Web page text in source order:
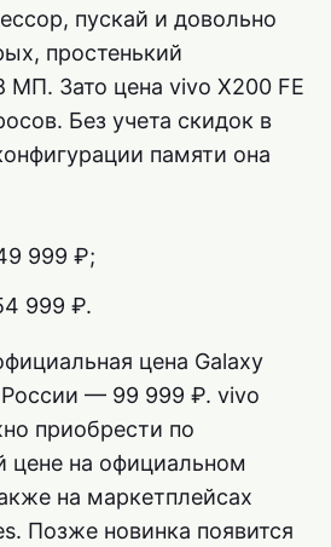
пускай и довольно
простенький
МП. Зато цена vivo X200 FE
Без учета скидок в
памяти она
999 ₽;
999 ₽.
цена Galaxy
России — 99 999 ₽. vivo
приобрести по
цене на официальном
на маркетплейсах
Позже новинка появится